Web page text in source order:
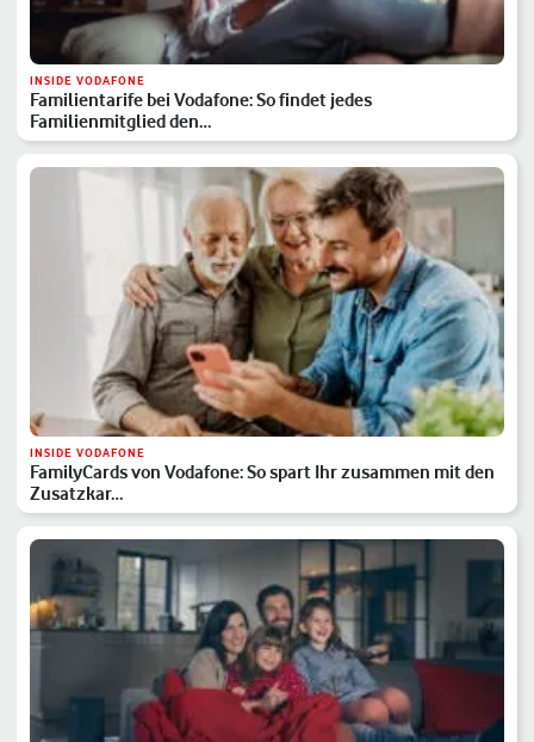
INSIDE VODAFONE
Familientarife bei Vodafone: So findet jedes
Familienmitglied den…
INSIDE VODAFONE
FamilyCards von Vodafone: So spart Ihr zusammen mit den
Zusatzkar…